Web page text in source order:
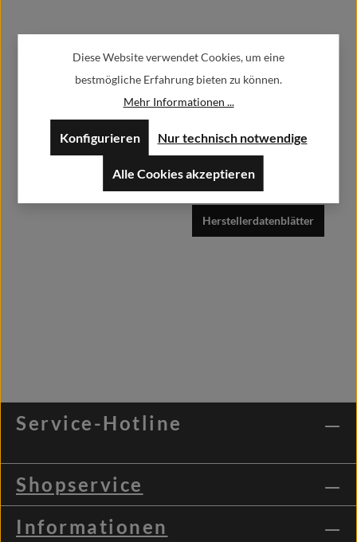
Alfa GmbH / Alfashirt
Weisweilerstr.20-22
info@alfashirt.de
Herstellerdatenblätter
Service-Hotline
Shopservice
Informationen
Diese Website verwendet Cookies, um eine
bestmögliche Erfahrung bieten zu können.
Mehr Informationen ...
Nur technisch notwendige
Konfigurieren
Alle Cookies akzeptieren